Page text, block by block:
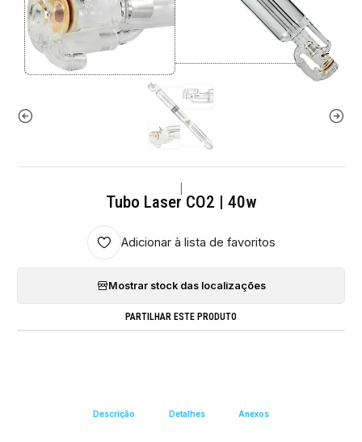
Tubo Laser CO2 | 40w
Adicionar à lista de favoritos
Mostrar stock das localizações
PARTILHAR ESTE PRODUTO
Descrição Detalhes Anexos